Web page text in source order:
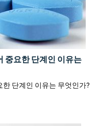
중요한 단계인 이유는
단계인 이유는 무엇인가?